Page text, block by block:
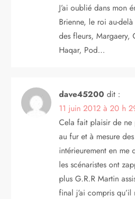
J’ai oublié dans mon
Brienne, le roi au-
des fleurs, Margaery,
Haqar, Pod…
dave45200 dit :
11 juin 2012 à 20 h
Cela fait plaisir de ne
au fur et à mesure
intérieurement en me
les scénaristes ont
plus G.R.R Martin
final j’ai compris